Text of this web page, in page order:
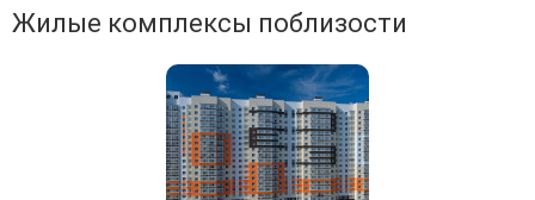
Жилые комплексы поблизости